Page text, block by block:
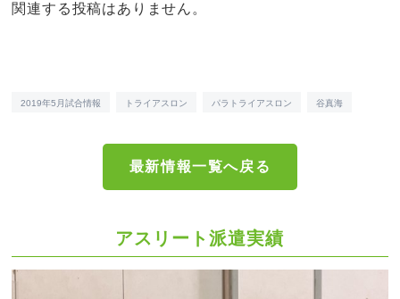
関連する投稿はありません。
2019年5月試合情報 トライアスロン パラトライアスロン 谷真海
最新情報一覧へ戻る
アスリート派遣実績